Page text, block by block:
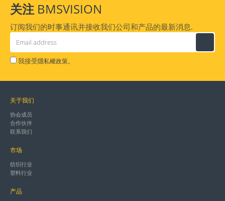
关注 BMSVISION
订阅我们的时事通讯并接收我们公司和产品的最新消息.
我接受隱私權政策。
关于我们
协会成员
合作伙伴
联系我们
市场
纺织行业
塑料行业
产品